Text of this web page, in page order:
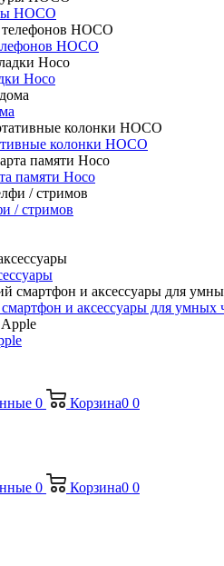
HOCO
HOCO
Hoco
колонки HOCO
памяти Hoco
/ стримов
и аксессуары для умных
0 Корзина0 0
0 Корзина0 0